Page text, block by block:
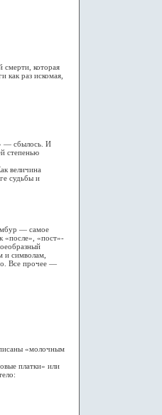
которая
как раз искомая,
— сбылось. И
степенью
величина
судьбы и
— самое
«после», «пост»-
и символам,
Все прочее —
«молочным
платки» или